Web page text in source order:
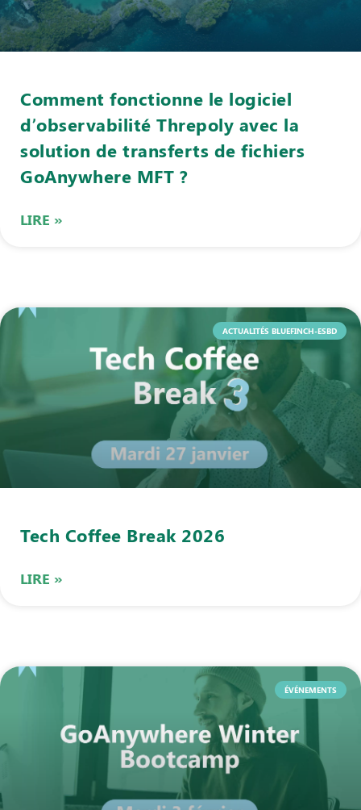
Comment fonctionne le logiciel
d’observabilité Threpoly avec la
solution de transferts de fichiers
GoAnywhere MFT ?
LIRE »
ACTUALITÉS BLUEFINCH-ESBD
Tech Coffee Break 2026
LIRE »
ÉVÉNEMENTS